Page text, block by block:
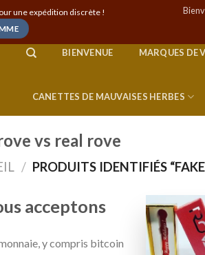
une expédition discrète !
BIENVENUE MARQUES DE
CANETTES DE MAUVAISES HERBES
vs real rove
/ PRODUITS IDENTIFIÉS
acceptons
y compris bitcoin